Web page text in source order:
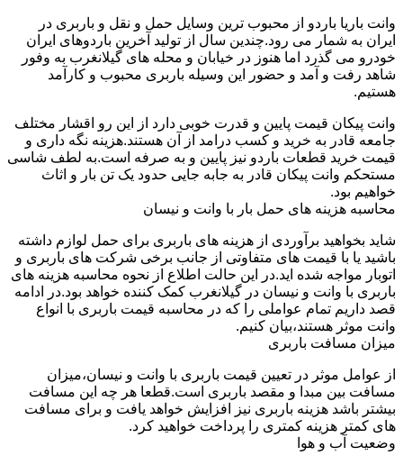
وانت باریا باردو از محبوب ترین وسایل حمل و نقل و باربری در
ایران به شمار می رود.چندین سال از تولید آخرین باردوهای ایران
خودرو می گذرد اما هنوز در خیابان و محله های گیلانغرب به وفور
شاهد رفت و آمد و حضور این وسیله باربری محبوب و کارآمد
هستیم.
وانت پیکان قیمت پایین و قدرت خوبی دارد از این رو اقشار مختلف
جامعه قادر به خرید و کسب درامد از آن هستند.هزینه نگه داری و
قیمت خرید قطعات باردو نیز پایین و به صرفه است.به لطف شاسی
مستحکم وانت پیکان قادر به جابه جایی حدود یک تن بار و اثاث
خواهیم بود.
محاسبه هزینه های حمل بار با وانت و نیسان
شاید بخواهید برآوردی از هزینه های باربری برای حمل لوازم داشته
باشید یا با قیمت های متفاوتی از جانب برخی شرکت های باربری و
اتوبار مواجه شده اید.در این حالت اطلاع از نحوه محاسبه هزینه های
باربری با وانت و نیسان در گیلانغرب کمک کننده خواهد بود.در ادامه
قصد داریم تمام عواملی را که در محاسبه قیمت باربری با انواع
وانت موثر هستند،بیان کنیم.
میزان مسافت باربری
از عوامل موثر در تعیین قیمت باربری با وانت و نیسان،میزان
مسافت بین مبدا و مقصد باربری است.قطعا هر چه این مسافت
بیشتر باشد هزینه باربری نیز افزایش خواهد یافت و برای مسافت
های کمتر هزینه کمتری را پرداخت خواهید کرد.
وضعیت آب و هوا